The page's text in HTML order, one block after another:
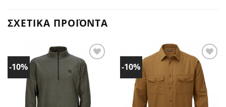
ΣΧΕΤΙΚΆ ΠΡΟΪΌΝΤΑ
-10%
Προσθήκη
στα
Αγαπημένα!
-10%
Προσθήκη
στα
Αγαπημένα!